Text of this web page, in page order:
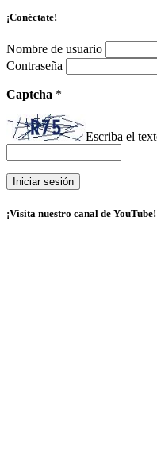
¡Conéctate!
Nombre de usuario
Contraseña
Captcha *
Escriba el
¡Visita nuestro canal de YouTube!